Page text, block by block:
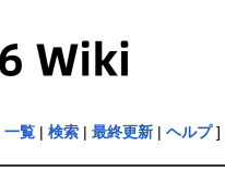
一覧| 検索| 最終更新| ヘルプ]